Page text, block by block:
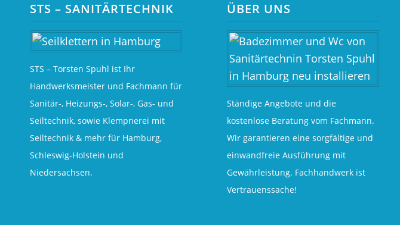
STS – SANITÄRTECHNIK
STS – Torsten Spuhl ist Ihr
Handwerksmeister und Fachmann für
Sanitär-, Heizungs-, Solar-, Gas- und
Seiltechnik, sowie Klempnerei mit
Seiltechnik & mehr für Hamburg,
Schleswig-Holstein und
Niedersachsen.
ÜBER UNS
Ständige Angebote und die
kostenlose Beratung vom Fachmann.
Wir garantieren eine sorgfältige und
einwandfreie Ausführung mit
Gewährleistung. Fachhandwerk ist
Vertrauenssache!